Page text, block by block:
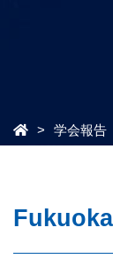
学会報告